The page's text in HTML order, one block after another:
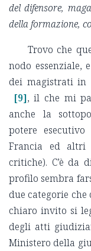
del difensore,
della formazione,
Trovo che
nodo essenziale,
dei magistrati in
[9], il che mi
anche la
potere
Francia ed altri
critiche). C’è da
profilo sembra
due categorie
chiaro invito si
degli atti
Ministero della